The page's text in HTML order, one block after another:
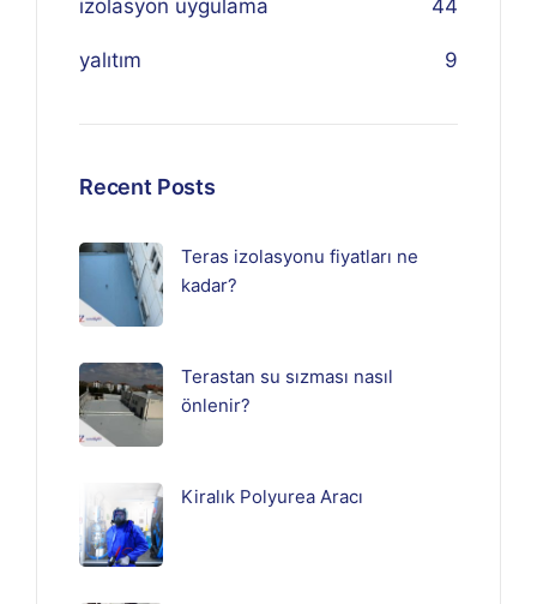
izolasyon uygulama 44
yalıtım 9
Recent Posts
Teras izolasyonu fiyatları ne
kadar?
Terastan su sızması nasıl
önlenir?
Kiralık Polyurea Aracı